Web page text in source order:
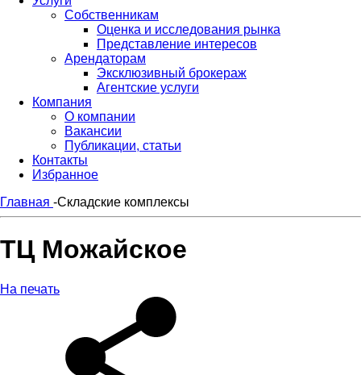
Собственникам
Оценка и исследования рынка
Представление интересов
Арендаторам
Эксклюзивный брокераж
Агентские услуги
Компания
О компании
Вакансии
Публикации, статьи
Контакты
Избранное
Главная -Складские комплексы
ТЦ Можайское
На печать